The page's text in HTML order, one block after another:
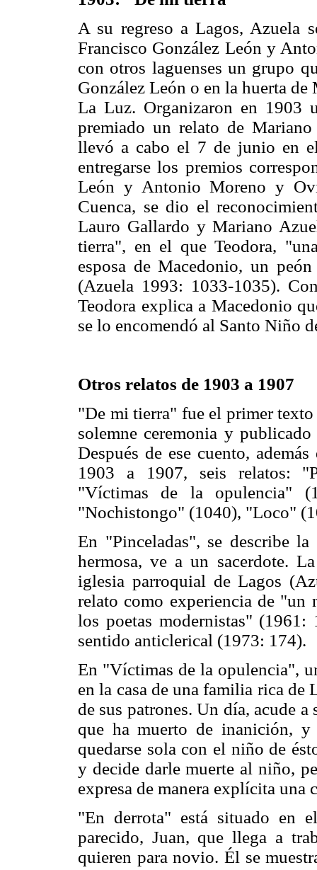
A su regreso a Lagos, Azuela
Francisco González León y
con otros laguenses un grupo
González León o en la huerta
La Luz. Organizaron en 1903
premiado un relato de
llevó a cabo el 7 de junio en
entregarse los premios
León y Antonio Moreno y
Cuenca, se dio el
Lauro Gallardo y Mariano
tierra", en el que Teodora,
esposa de Macedonio, un
(Azuela 1993: 1033-1035).
Teodora explica a Macedonio
se lo encomendó al Santo Niño
Otros relatos de 1903 a 1907
"De mi tierra" fue el primer
solemne ceremonia y
Después de ese cuento,
1903 a 1907, seis relatos:
"Víctimas de la opulencia"
"Nochistongo" (1040), "Loco"
En "Pinceladas", se describe
hermosa, ve a un sacerdote.
iglesia parroquial de Lagos
relato como experiencia de
los poetas modernistas" (1961:
sentido anticlerical (1973: 174).
En "Víctimas de la opulencia",
en la casa de una familia rica de
de sus patrones. Un día, acude
que ha muerto de inanición,
quedarse sola con el niño de
y decide darle muerte al niño,
expresa de manera explícita una
"En derrota" está situado en
parecido, Juan, que llega a
quieren para novio. Él se